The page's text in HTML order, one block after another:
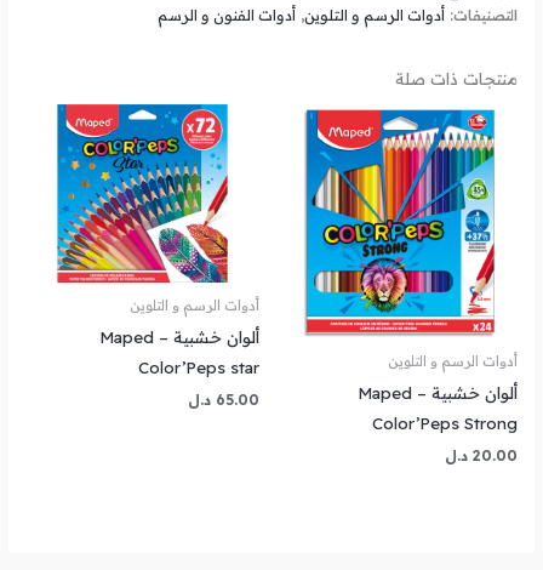
التصنيفات: أدوات الرسم و التلوين, أدوات الفنون و الرسم
منتجات ذات صلة
أدوات الرسم و التلوين
ألوان خشبية – Maped
Color’Peps Strong
20.00 د.ل
أدوات الرسم و التلوين
ألوان خشبية – Maped
Color’Peps star
65.00 د.ل